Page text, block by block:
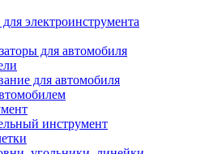
электроинструмента
для автомобиля
для автомобиля
инструмент